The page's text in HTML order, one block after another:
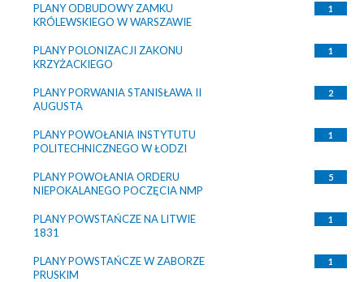
PLANY ODBUDOWY ZAMKU
KRÓLEWSKIEGO W WARSZAWIE
1
PLANY POLONIZACJI ZAKONU
KRZYŻACKIEGO
1
PLANY PORWANIA STANISŁAWA II
AUGUSTA
2
PLANY POWOŁANIA INSTYTUTU
POLITECHNICZNEGO W ŁODZI
1
PLANY POWOŁANIA ORDERU
NIEPOKALANEGO POCZĘCIA NMP
5
PLANY POWSTAŃCZE NA LITWIE
1831
1
PLANY POWSTAŃCZE W ZABORZE
PRUSKIM
1